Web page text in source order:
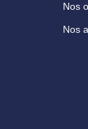
Nos
Nos